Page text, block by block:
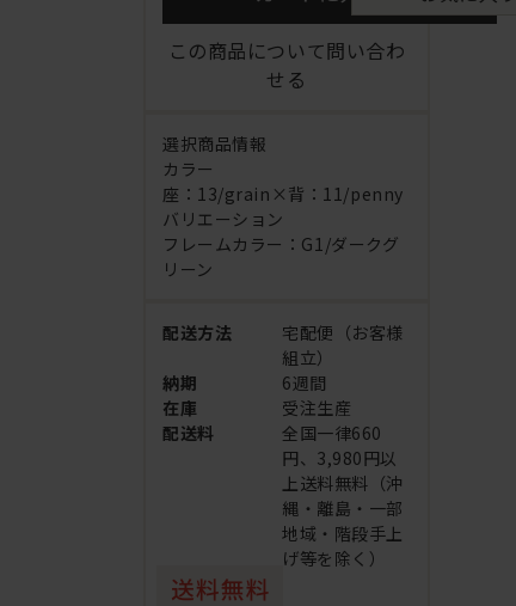
この商品について問い合わ
せる
選択商品情報
カラー
座：13/grain×背：11/penny
バリエーション
フレームカラー：G1/ダークグ
リーン
配送方法
宅配便（お客様
組立）
納期
6週間
在庫
受注生産
配送料
全国一律660
円、3,980円以
上送料無料（沖
縄・離島・一部
地域・階段手上
げ等を除く）